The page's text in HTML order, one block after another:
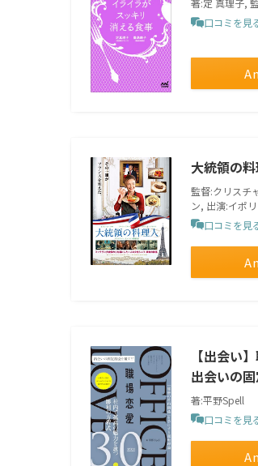
著:定 真理子,
口コミを見
大統領の
監督:クリスチ
ン, 出演:イポ
口コミを見
【出会い
出会いの
著:平野Spell
口コミを見